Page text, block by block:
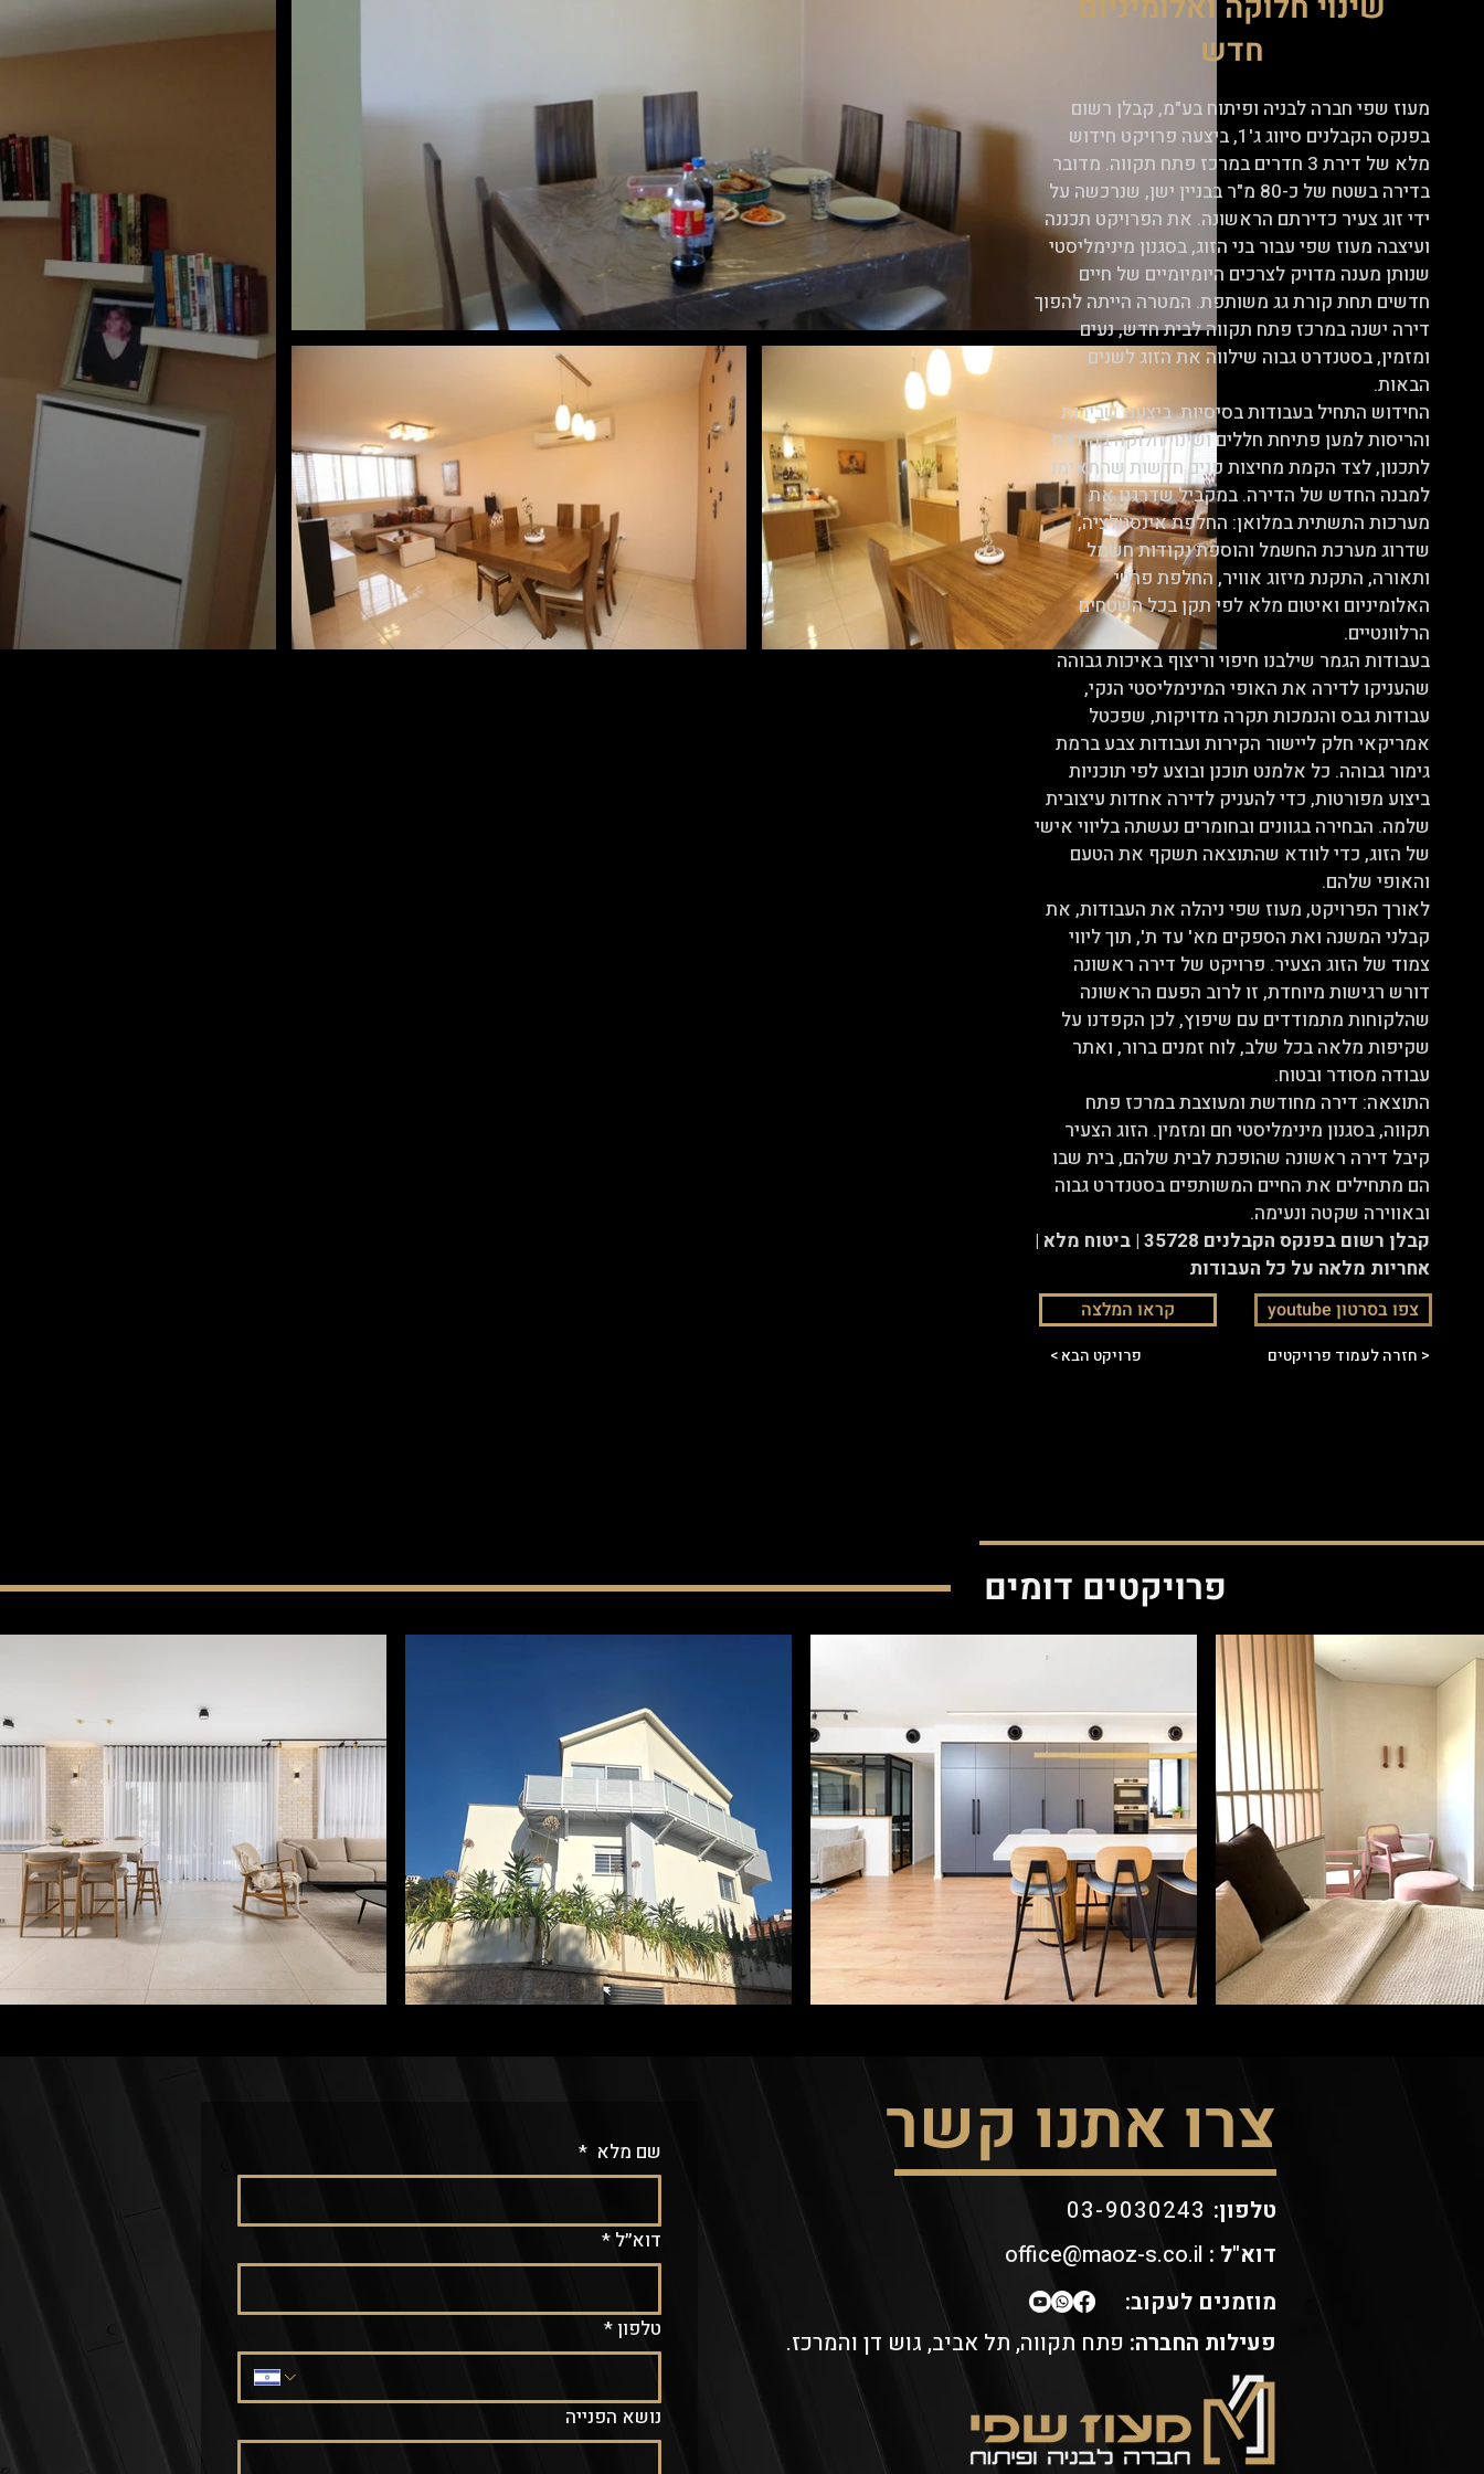
חדש
מעוז שפי חברה לבניה ופיתוח בע"מ, קבלן רשום
בפנקס הקבלנים סיווג ג'1, ביצעה פרויקט חידוש
מלא של דירת 3 חדרים במרכז פתח תקווה. מדובר
בדירה בשטח של כ-80 מ"ר בבניין ישן, שנרכשה על
ידי זוג צעיר כדירתם הראשונה. את הפרויקט תכננה
ועיצבה מעוז שפי עבור בני הזוג, בסגנון מינימליסטי
שנותן מענה מדויק לצרכים היומיומיים של חיים
חדשים תחת קורת גג משותפת. המטרה הייתה להפוך
דירה ישנה במרכז פתח תקווה לבית חדש, נעים
ומזמין, בסטנדרט גבוה שילווה את הזוג לשנים
הבאות.
החידוש התחיל בעבודות בסיסיות. ביצענו שבירות
והריסות למען פתיחת חללים ושינוי חלוקה בהתאם
לתכנון, לצד הקמת מחיצות פנים חדשות שהתאימו
למבנה החדש של הדירה. במקביל שדרגנו את
מערכות התשתית במלואן: החלפת אינסטלציה,
שדרוג מערכת החשמל והוספת נקודות חשמל
ותאורה, התקנת מיזוג אוויר, החלפת פרטי
האלומיניום ואיטום מלא לפי תקן בכל השטחים
הרלוונטיים.
בעבודות הגמר שילבנו חיפוי וריצוף באיכות גבוהה
שהעניקו לדירה את האופי המינימליסטי הנקי,
עבודות גבס והנמכות תקרה מדויקות, שפכטל
אמריקאי חלק ליישור הקירות ועבודות צבע ברמת
גימור גבוהה. כל אלמנט תוכנן ובוצע לפי תוכניות
ביצוע מפורטות, כדי להעניק לדירה אחדות עיצובית
שלמה. הבחירה בגוונים ובחומרים נעשתה בליווי אישי
של הזוג, כדי לוודא שהתוצאה תשקף את הטעם
והאופי שלהם.
לאורך הפרויקט, מעוז שפי ניהלה את העבודות, את
קבלני המשנה ואת הספקים מא' עד ת', תוך ליווי
צמוד של הזוג הצעיר. פרויקט של דירה ראשונה
דורש רגישות מיוחדת, זו לרוב הפעם הראשונה
שהלקוחות מתמודדים עם שיפוץ, לכן הקפדנו על
שקיפות מלאה בכל שלב, לוח זמנים ברור, ואתר
עבודה מסודר ובטוח.
התוצאה: דירה מחודשת ומעוצבת במרכז פתח
תקווה, בסגנון מינימליסטי חם ומזמין. הזוג הצעיר
קיבל דירה ראשונה שהופכת לבית שלהם, בית שבו
הם מתחילים את החיים המשותפים בסטנדרט גבוה
ובאווירה שקטה ונעימה.
קבלן רשום בפנקס הקבלנים 35728 | ביטוח מלא |
אחריות מלאה על כל העבודות
קראו המלצה
< פרויקט הבא
youtube צפו בסרטון
חזרה לעמוד פרויקטים >
שם מלא *
דוא״ל *
טלפון *
נושא הפנייה
צרו אתנו קשר
03-9030243 :טלפון
דוא"ל : office@maoz-s.co.il
מוזמנים לעקוב:
פעילות החברה: פתח תקווה, תל אביב, גוש דן והמרכז.